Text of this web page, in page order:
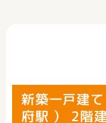
新築一戸建
府駅 ） 2